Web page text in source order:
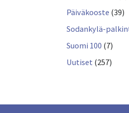
Päiväkooste (39)
Sodankylä-
Suomi 100 (7)
Uutiset (257)